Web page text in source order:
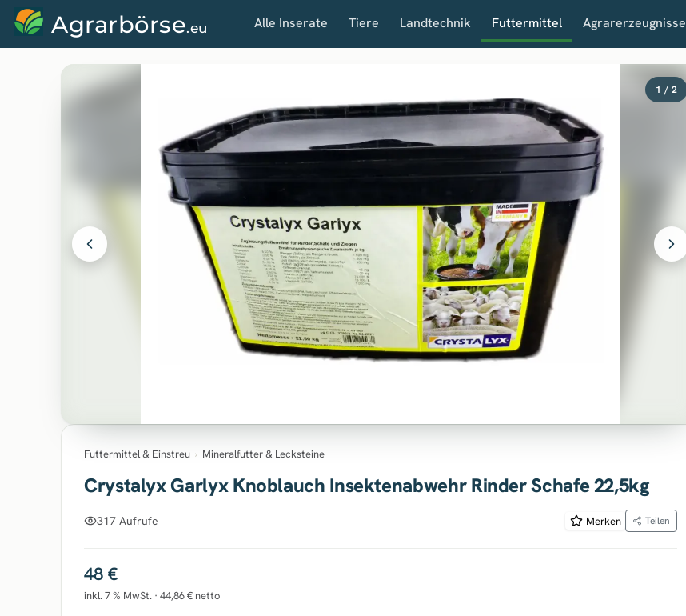
Agrarbörse.eu Alle Inserate Tiere Landtechnik Futtermittel Agrarerzeugnisse
1 / 2
Futtermittel & Einstreu › Mineralfutter & Lecksteine
Crystalyx Garlyx Knoblauch Insektenabwehr Rinder Schafe 22,5kg
317 Aufrufe Merken Teilen
48 €
inkl. 7 % MwSt. · 44,86 € netto